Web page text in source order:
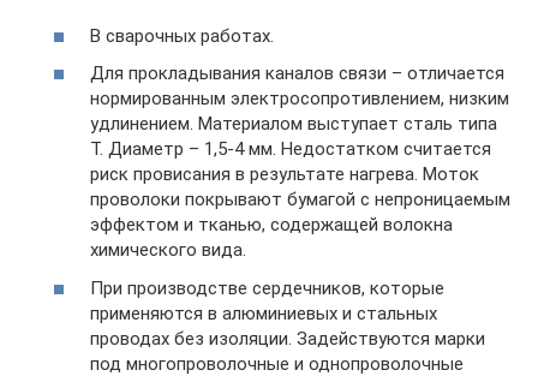
В сварочных работах.
Для прокладывания каналов связи – отличается
нормированным электросопротивлением, низким
удлинением. Материалом выступает сталь типа
Т. Диаметр – 1,5-4 мм. Недостатком считается
риск провисания в результате нагрева. Моток
проволоки покрывают бумагой с непроницаемым
эффектом и тканью, содержащей волокна
химического вида.
При производстве сердечников, которые
применяются в алюминиевых и стальных
проводах без изоляции. Задействуются марки
под многопроволочные и однопроволочные